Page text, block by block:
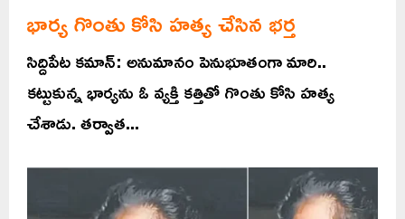
భార్య గొంతు కోసి హత్య చేసిన భర్త
సిద్దిపేట కమాన్: అనుమానం పెనుభూతంగా మారి..
కట్టుకున్న భార్యను ఓ వ్యక్తి కత్తితో గొంతు కోసి హత్య
చేశాడు. తర్వాత...